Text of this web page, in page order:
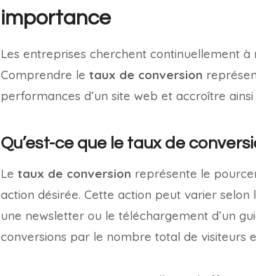
importance
Les entreprises cherchent continuellement
Comprendre le taux de conversion
performances d’un site web et accroître
Qu’est-ce que le taux de
Le taux de conversion représente le
action désirée. Cette action peut varier selon
une newsletter ou le téléchargement d’un
conversions par le nombre total de visiteurs